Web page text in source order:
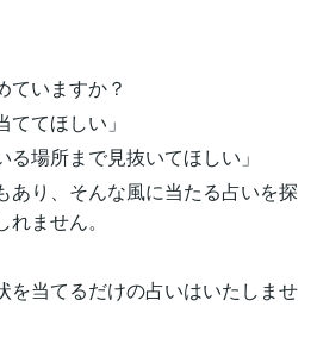
ていますか？
ててほしい」
る場所まで見抜いてほしい」
あり、そんな風に当たる占いを探
ません。
を当てるだけの占いはいたしませ